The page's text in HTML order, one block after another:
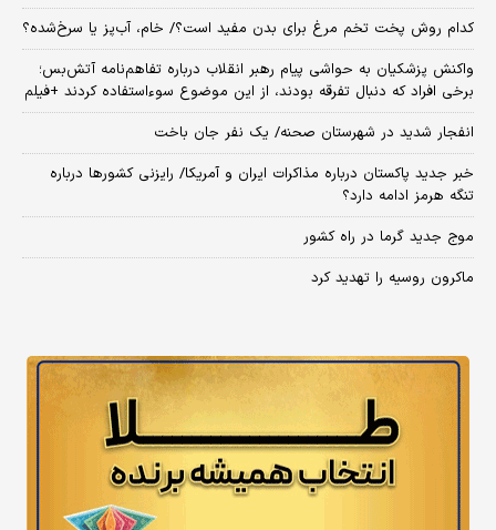
کدام روش پخت تخم مرغ برای بدن مفید است؟/ خام، آب‌پز یا سرخ‌شده؟
واکنش پزشکیان به حواشی پیام رهبر انقلاب درباره تفاهم‌نامه آتش‌بس؛
برخی افراد که دنبال تفرقه بودند، از این موضوع سوءاستفاده کردند +فیلم
انفجار شدید در شهرستان صحنه/ یک نفر جان باخت
خبر جدید پاکستان درباره مذاکرات ایران و آمریکا/ رایزنی کشورها درباره
تنگه هرمز ادامه دارد؟
موج جدید گرما در راه کشور
ماکرون روسیه را تهدید کرد